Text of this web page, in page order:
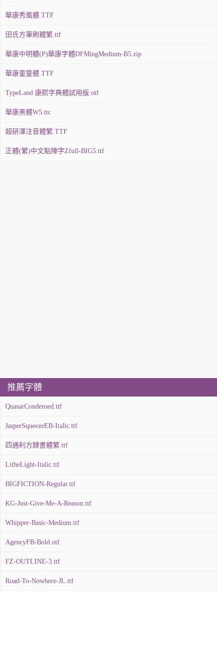
華康秀風體.TTF
田氏方筆刷體繁.ttf
華康中明體(P)華康字體DFMingMedium-B5.zip
華康童童體.TTF
TypeLand 康熙字典體試用版.otf
華康黑體W5.ttc
超研澤注音體繁.TTF
正體(繁)中文點陣字Zfull-BIG5.ttf
推薦字體
QuasarCondensed.ttf
JasperSqueezeEB-Italic.ttf
四通利方隸書體繁.ttf
LitheLight-Italic.ttf
BIGFICTION-Regular.ttf
KG-Just-Give-Me-A-Reason.ttf
Whipper-Basic-Medium.ttf
AgencyFB-Bold.otf
FZ-OUTLINE-3.ttf
Road-To-Nowhere-JL.ttf